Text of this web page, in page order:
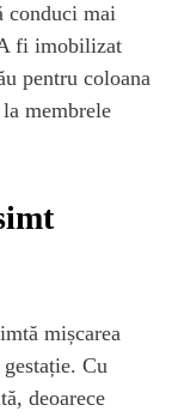
conduci mai
fi imobilizat
pentru coloana
membrele
mișcarea
Cu
deoarece